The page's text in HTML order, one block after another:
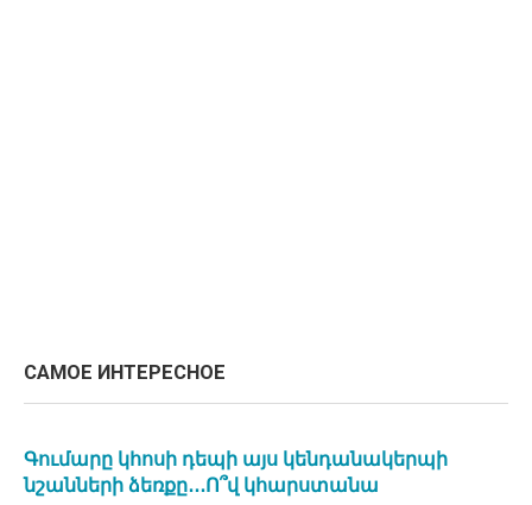
САМОЕ ИНТЕРЕСНОЕ
Գումարը կհոսի դեպի այս կենդանակերպի
նշանների ձեռքը․․․Ո՞վ կհարստանա